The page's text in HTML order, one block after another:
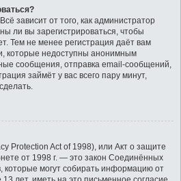
зависит от того, как администратор
ли вы зарегистрироваться, чтобы
Тем не менее регистрация даёт вам
которые недоступны анонимным
сообщения, отправка email-сообщений,
займёт у вас всего пару минут,
Protection Act of 1998), или Акт о защите
от 1998 г. — это закон Соединённых
которые могут собирать информацию от